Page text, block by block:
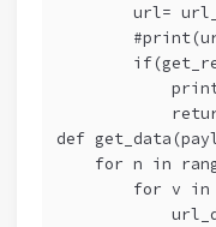
url=
def
for n in
for v in